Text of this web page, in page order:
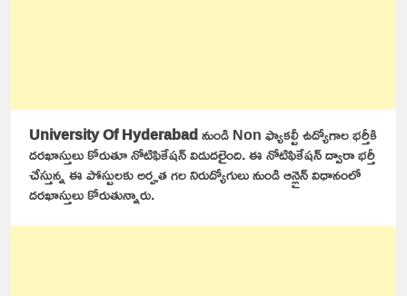
University Of Hyderabadనుండి Non ఫ్యాకల్టీ ఉద్యోగాల భర్తీకి
దరఖాస్తులు కోరుతూ నోటిఫికేషన్ విడుదలైంది. ఈ నోటిఫికేషన్ ద్వారా భర్తీ
చేస్తున్న ఈ పోస్టులకు అర్హత గల నిరుద్యోగులు నుండి ఆన్లైన్ విధానంలో
దరఖాస్తులు కోరుతున్నారు.